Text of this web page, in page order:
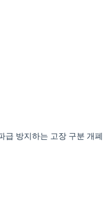
급 방지하는 고장 구분 개폐